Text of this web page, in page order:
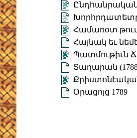
Խորհրդատետր
Համառօտ
Հայնակ եւ
Պատմութիւն
Տաղարան
Օրացոյց 1789